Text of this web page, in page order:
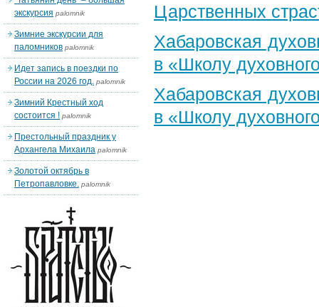
Царственных
Хабаровская
в «Школу
Хабаровская
в «Школу
экскурсия palomnik
Зимние экскурсии для
паломников palomnik
Идет запись в поездки по
России на 2026 год. palomnik
Зимний Крестный ход
состоится ! palomnik
Престольный праздник у
Архангела Михаила palomnik
Золотой октябрь в
Петропавловке. palomnik